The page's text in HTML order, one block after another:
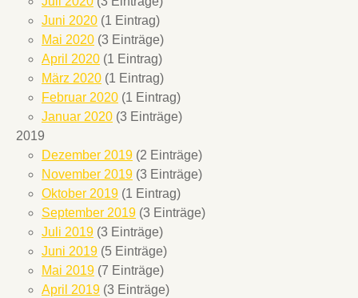
Juni 2020 (1 Eintrag)
Mai 2020 (3 Einträge)
April 2020 (1 Eintrag)
März 2020 (1 Eintrag)
Februar 2020 (1 Eintrag)
Januar 2020 (3 Einträge)
2019
Dezember 2019 (2 Einträge)
November 2019 (3 Einträge)
Oktober 2019 (1 Eintrag)
September 2019 (3 Einträge)
Juli 2019 (3 Einträge)
Juni 2019 (5 Einträge)
Mai 2019 (7 Einträge)
April 2019 (3 Einträge)